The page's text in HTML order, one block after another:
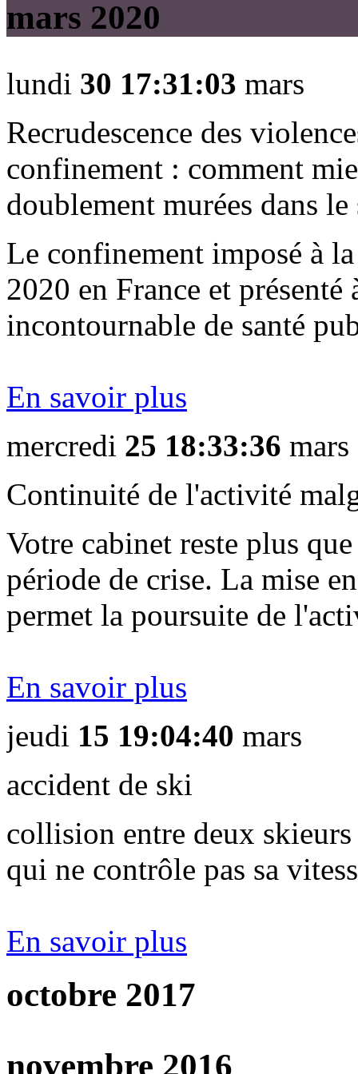
En savoir plus
lundi 06 15:42:13 mars
En savoir plus
En savoir plus
mardi 21 16:31:09 fév
lundi 20 16:29:16
En savoir plus
lundi 20 15:40:41 fév
En savoir plus
mercredi 11 15:27:08 janv
En savoir plus
En savoir plus
mercredi
07 15:09:02
En savoir plus
En savoir plus
En savoir plus
En savoir plus
mercredi 15 16:02:59
En savoir plus
lundi 06 16:30:49 avri
mars 2020
lundi 30 17:31:03 mars
Recrudescence des
confinement : comment
doublement murées dans
Le confinement imposé à
2020 en France et
incontournable de santé
En savoir plus
mercredi 25 18:33:36 mars
Continuité de l'activité
Votre cabinet reste plus
période de crise. La mise
permet la poursuite de
En savoir plus
jeudi 15 19:04:40 mars
accident de ski
collision entre deux
qui ne contrôle pas sa
En savoir plus
octobre 2017
jeudi 26 17:16:30
novembre 2016